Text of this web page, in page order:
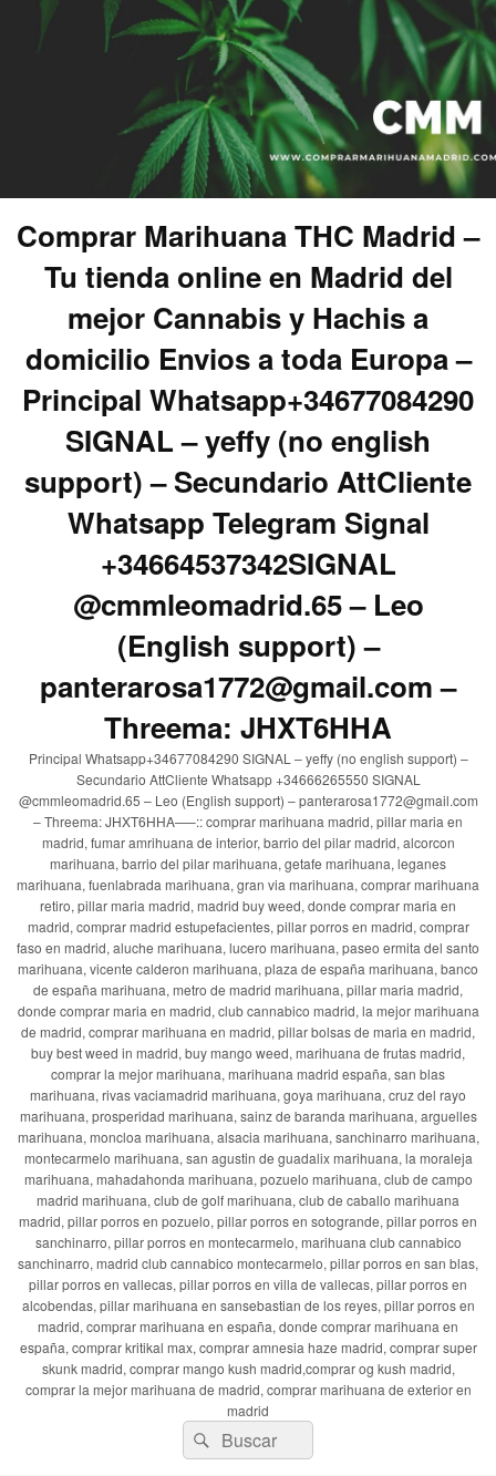
Comprar Marihuana THC Madrid –
Tu tienda online en Madrid del
mejor Cannabis y Hachis a
domicilio Envios a toda Europa –
Principal Whatsapp+34677084290
SIGNAL – yeffy (no english
support) – Secundario AttCliente
Whatsapp Telegram Signal
+34664537342SIGNAL
@cmmleomadrid.65 – Leo
(English support) –
panterarosa1772@gmail.com –
Threema: JHXT6HHA
Principal Whatsapp+34677084290 SIGNAL – yeffy (no english support) –
Secundario AttCliente Whatsapp +34666265550 SIGNAL
@cmmleomadrid.65 – Leo (English support) – panterarosa1772@gmail.com
– Threema: JHXT6HHA—–:: comprar marihuana madrid, pillar maria en
madrid, fumar amrihuana de interior, barrio del pilar madrid, alcorcon
marihuana, barrio del pilar marihuana, getafe marihuana, leganes
marihuana, fuenlabrada marihuana, gran via marihuana, comprar marihuana
retiro, pillar maria madrid, madrid buy weed, donde comprar maria en
madrid, comprar madrid estupefacientes, pillar porros en madrid, comprar
faso en madrid, aluche marihuana, lucero marihuana, paseo ermita del santo
marihuana, vicente calderon marihuana, plaza de españa marihuana, banco
de españa marihuana, metro de madrid marihuana, pillar maria madrid,
donde comprar maria en madrid, club cannabico madrid, la mejor marihuana
de madrid, comprar marihuana en madrid, pillar bolsas de maria en madrid,
buy best weed in madrid, buy mango weed, marihuana de frutas madrid,
comprar la mejor marihuana, marihuana madrid españa, san blas
marihuana, rivas vaciamadrid marihuana, goya marihuana, cruz del rayo
marihuana, prosperidad marihuana, sainz de baranda marihuana, arguelles
marihuana, moncloa marihuana, alsacia marihuana, sanchinarro marihuana,
montecarmelo marihuana, san agustin de guadalix marihuana, la moraleja
marihuana, mahadahonda marihuana, pozuelo marihuana, club de campo
madrid marihuana, club de golf marihuana, club de caballo marihuana
madrid, pillar porros en pozuelo, pillar porros en sotogrande, pillar porros en
sanchinarro, pillar porros en montecarmelo, marihuana club cannabico
sanchinarro, madrid club cannabico montecarmelo, pillar porros en san blas,
pillar porros en vallecas, pillar porros en villa de vallecas, pillar porros en
alcobendas, pillar marihuana en sansebastian de los reyes, pillar porros en
madrid, comprar marihuana en españa, donde comprar marihuana en
españa, comprar kritikal max, comprar amnesia haze madrid, comprar super
skunk madrid, comprar mango kush madrid,comprar og kush madrid,
comprar la mejor marihuana de madrid, comprar marihuana de exterior en
madrid
Buscar
por:
Buscar